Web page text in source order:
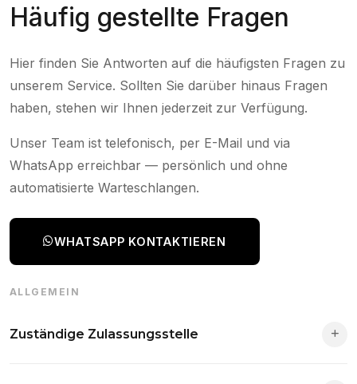
Häufig gestellte Fragen
Hier finden Sie Antworten auf die häufigsten Fragen zu
unserem Service. Sollten Sie darüber hinaus Fragen
haben, stehen wir Ihnen jederzeit zur Verfügung.
Unser Team ist telefonisch, per E-Mail und via
WhatsApp erreichbar — persönlich und ohne
automatisierte Warteschlangen.
WHATSAPP KONTAKTIEREN
ALLGEMEIN
Zuständige Zulassungsstelle